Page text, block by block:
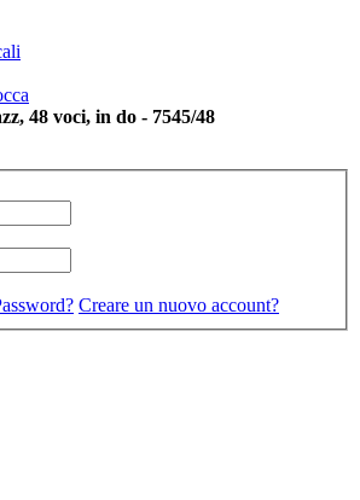
48 voci, in do - 7545/48
Creare un nuovo account?